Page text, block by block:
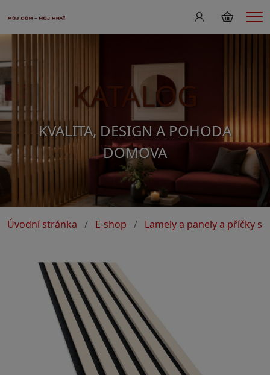
KATALOG
KVALITA, DESIGN A POHODA
DOMOVA
Úvodní stránka E-shop Lamely a panely a příčky